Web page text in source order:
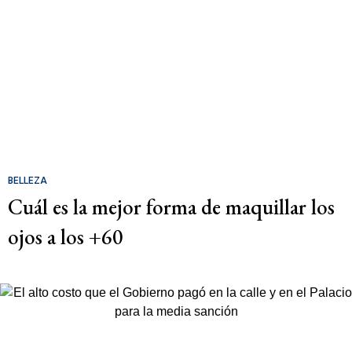
BELLEZA
Cuál es la mejor forma de maquillar los
ojos a los +60